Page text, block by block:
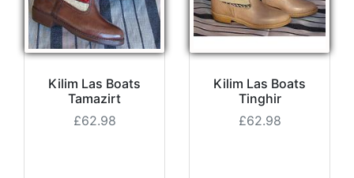
Kilim Las Boats
Tamazirt
£62.98
Kilim Las Boats
Tinghir
£62.98